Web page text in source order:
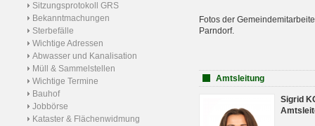
Sitzungsprotokoll GRS
Bekanntmachungen
Sterbefälle
Wichtige Adressen
Abwasser und Kanalisation
Müll & Sammelstellen
Wichtige Termine
Bauhof
Jobbörse
Kataster & Flächenwidmung
Fotos der
Parndorf.
Amtsleitung
Sigrid